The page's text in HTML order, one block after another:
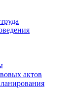
актов